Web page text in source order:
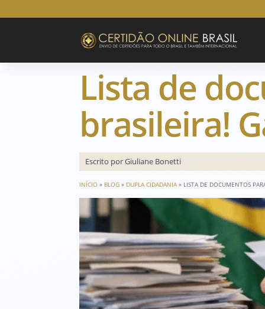
Lista de
brasileira!
Escrito por Giuliane Bonetti
INÍCIO » BLOG » DUPLA CIDADANIA» LISTA DE DOCUMENTOS